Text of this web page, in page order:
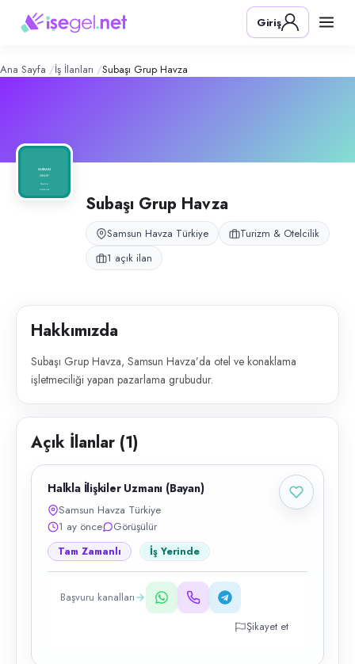
Grup Havza – Şirket Profili
Konum:
Subaşı Grup Havza, Samsun Havza’da otel ve konaklama
Giriş
Ana Sayfa İş İlanları Subaşı Grup Havza
Subaşı Grup Havza
Samsun Havza Türkiye
Turizm & Otelcilik
1 açık ilan
Hakkımızda
Subaşı Grup Havza, Samsun Havza’da otel ve konaklama
işletmeciliği yapan pazarlama grubudur.
Açık İlanlar (1)
Halkla İlişkiler Uzmanı (Bayan)
Samsun Havza Türkiye
1 ay önce
Görüşülür
Tam Zamanlı İş Yerinde
Başvuru kanalları
Şikayet et